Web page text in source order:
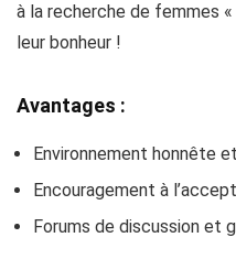
à la recherche de femmes
leur bonheur !
Avantages :
Environnement honnête
Encouragement à
Forums de discussion et